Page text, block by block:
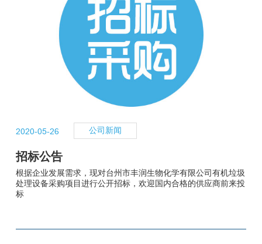
2020-05-26 公司新闻
招标公告
根据企业发展需求，现对台州市丰润生物化学有限公司有机垃圾
处理设备采购项目进行公开招标，欢迎国内合格的供应商前来投
标